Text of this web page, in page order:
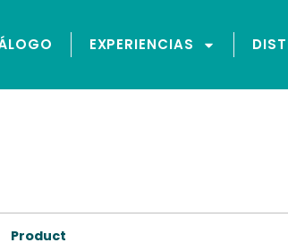
EXPERIENCIAS
Product